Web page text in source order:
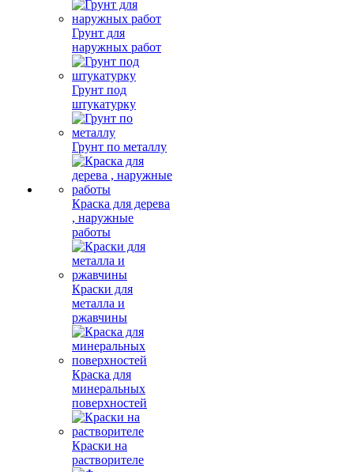
Грунт для
наружных работ
Грунт под
штукатурку
Грунт по металлу
Краска для дерева
, наружные
работы
Краски для
металла и
ржавчины
Краска для
минеральных
поверхностей
Краски на
растворителе